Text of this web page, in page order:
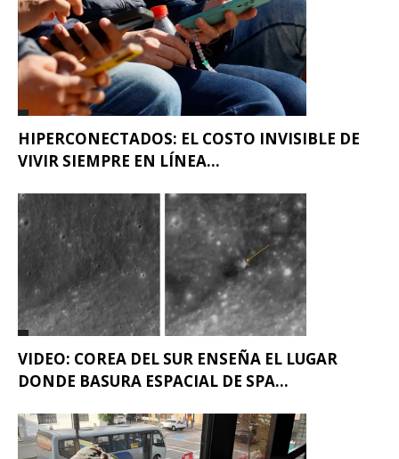
HIPERCONECTADOS: EL COSTO INVISIBLE DE
VIVIR SIEMPRE EN LÍNEA...
VIDEO: COREA DEL SUR ENSEÑA EL LUGAR
DONDE BASURA ESPACIAL DE SPA...